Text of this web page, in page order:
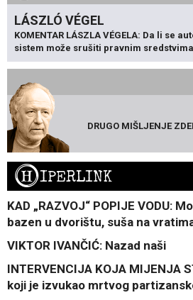
LÁSZLÓ VÉGEL
KOMENTAR LÁSZLA VÉGELA: Da li se
sistem može srušiti pravnim
DRUGO MIŠLJENJE
HIPERLINK
KAD „RAZVOJ“ POPIJE VODU:
bazen u dvorištu, suša na
VIKTOR IVANČIĆ: Nazad naši
INTERVENCIJA KOJA MIJENJA
koji je izvukao mrtvog